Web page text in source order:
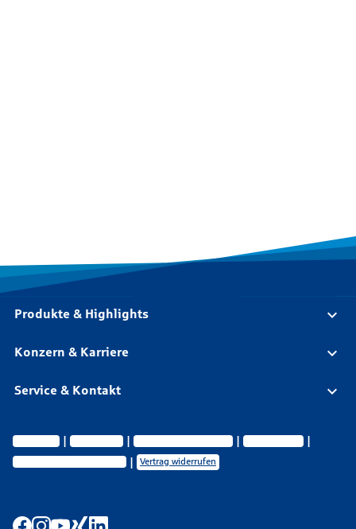
Produkte & Highlights
Konzern & Karriere
Service & Kontakt
Impressum Datenschutz Vermittlerinformationen
Nachhaltigkeit
Privatsphäre-Einstellungen
Vertrag widerrufen